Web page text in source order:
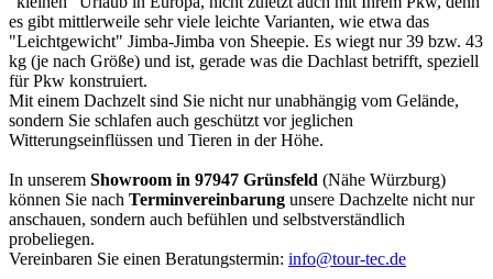
es gibt mittlerweile sehr viele leichte Varianten, wie etwa das
"Leichtgewicht" Jimba-Jimba von Sheepie. Es wiegt nur 39 bzw. 43
kg (je nach Größe) und ist, gerade was die Dachlast betrifft, speziell
für Pkw konstruiert.
Mit einem Dachzelt sind Sie nicht nur unabhängig vom Gelände,
sondern Sie schlafen auch geschützt vor jeglichen
Witterungseinflüssen und Tieren in der Höhe.
In unserem Showroom in 97947 Grünsfeld (Nähe Würzburg)
können Sie nach Terminvereinbarung unsere Dachzelte nicht nur
anschauen, sondern auch befühlen und selbstverständlich
probeliegen.
Vereinbaren Sie einen Beratungstermin: info@tour-tec.de